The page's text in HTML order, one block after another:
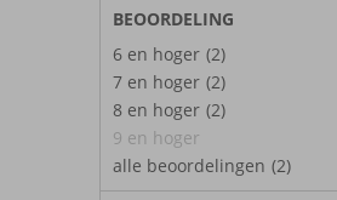
BEOORDELING
6 en hoger (2)
7 en hoger (2)
8 en hoger (2)
9 en hoger
alle beoordelingen (2)